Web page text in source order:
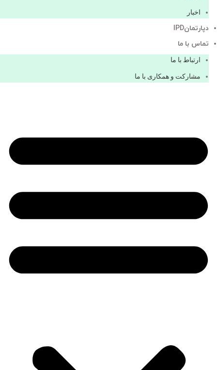
اخبار
دپارتمانIPD
تماس با ما
ارتباط با ما
مشاركت و همكاری با ما